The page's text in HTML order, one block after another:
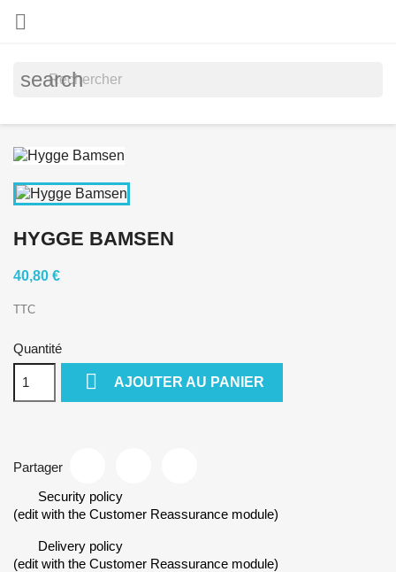

search
HYGGE BAMSEN
40,80 €
TTC
Quantité
 AJOUTER AU PANIER
Partager
Security policy
(edit with the Customer Reassurance module)
Delivery policy
(edit with the Customer Reassurance module)